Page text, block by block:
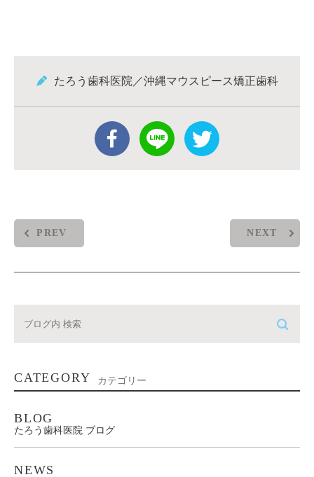
たろう歯科医院／沖縄マウスピース矯正歯科
PREV NEXT
CATEGORY カテゴリー
BLOG
たろう歯科医院 ブログ
NEWS